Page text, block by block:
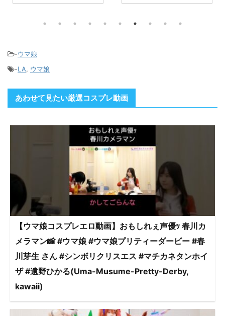
ジに登場。目に余る色白
-ウマ娘
-LA, ウマ娘
あわせて見たい厳選コスプレ動画
【ウマ娘コスプレエロ動画】おもしれぇ声優ｯ 春川カ
メラマン📸 #ウマ娘 #ウマ娘プリティーダービー #春
川芽生 さん #シンボリクリスエス #マチカネタンホイ
ザ #遠野ひかる(Uma-Musume-Pretty-Derby,
kawaii)